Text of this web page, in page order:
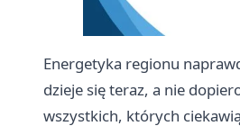
Energetyka regionu
dzieje się teraz, a nie
wszystkich, których